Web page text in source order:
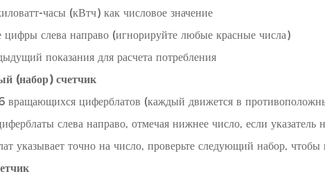
часы (кВтч) как числовое значение
цифры слева направо (игнорируйте любые красные числа)
показания для расчета потребления
(набор) счетчик
вращающихся циферблатов (каждый движется в
слева направо, отмечая нижнее число, если указатель
указывает точно на число, проверьте следующий набор,